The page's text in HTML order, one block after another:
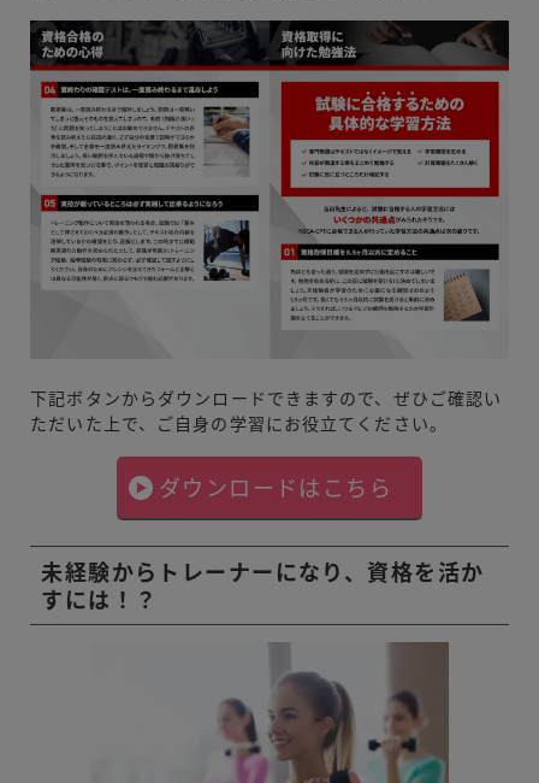
下記ボタンからダウンロードできますので、ぜひご確認い
ただいた上で、ご自身の学習にお役立てください。
ダウンロードはこちら
未経験からトレーナーになり、資格を活か
すには！？